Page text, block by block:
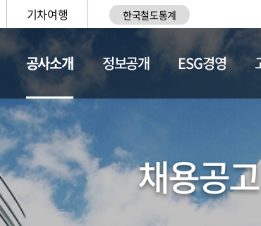
기차여행 한국철도통계
공사소개
일반현황
정보공개 ESG경영
채용공고